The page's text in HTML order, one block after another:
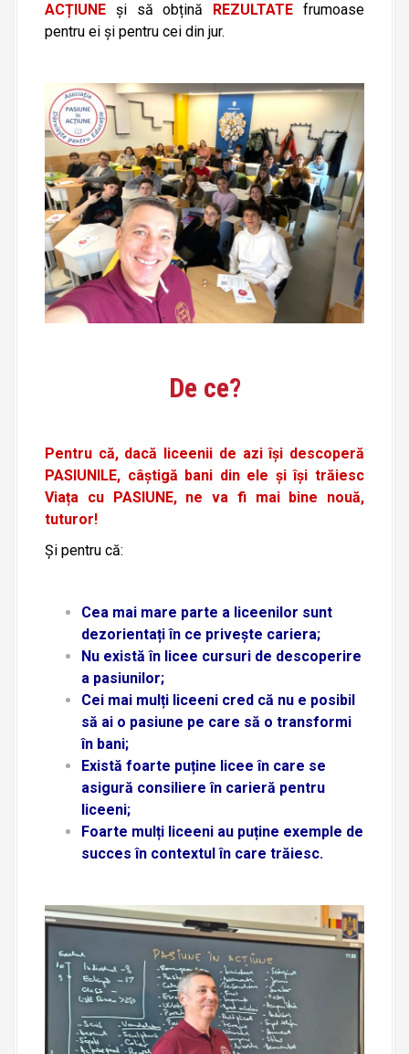
ACȚIUNE și să obțină REZULTATE frumoase
pentru ei și pentru cei din jur.
De ce?
Pentru că, dacă liceenii de azi își descoperă
PASIUNILE, câștigă bani din ele și își trăiesc
Viața cu PASIUNE, ne va fi mai bine nouă,
tuturor!
Și pentru că:
Cea mai mare parte a liceenilor sunt
dezorientați în ce privește cariera;
Nu există în licee cursuri de descoperire
a pasiunilor;
Cei mai mulți liceeni cred că nu e posibil
să ai o pasiune pe care să o transformi
în bani;
Există foarte puține licee în care se
asigură consiliere în carieră pentru
liceeni;
Foarte mulți liceeni au puține exemple de
succes în contextul în care trăiesc.